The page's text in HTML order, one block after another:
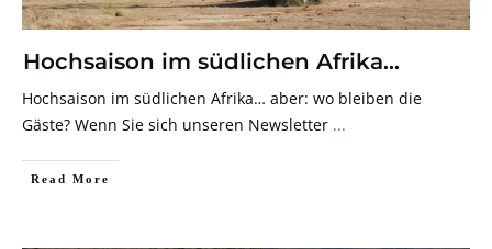
Hochsaison im südlichen Afrika…
Hochsaison im südlichen Afrika… aber: wo bleiben die
Gäste? Wenn Sie sich unseren Newsletter ...
Read More